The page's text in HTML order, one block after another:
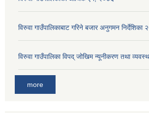
विरुवा गाउँपालिकाबाट गरिने बजार अनुगमन निर्देशिका
विरुवा गाउँपालिका विपद् जोखिम न्यूनीकरण तथा
more